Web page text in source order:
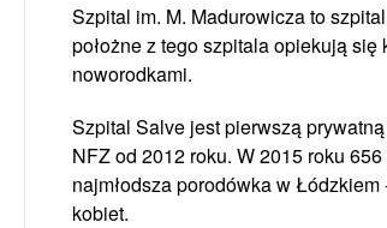
Szpital im. M. Madurowicza to
położne z tego szpitala opiekują
noworodkami.
Szpital Salve jest pierwszą
NFZ od 2012 roku. W 2015 roku
najmłodsza porodówka w
kobiet.